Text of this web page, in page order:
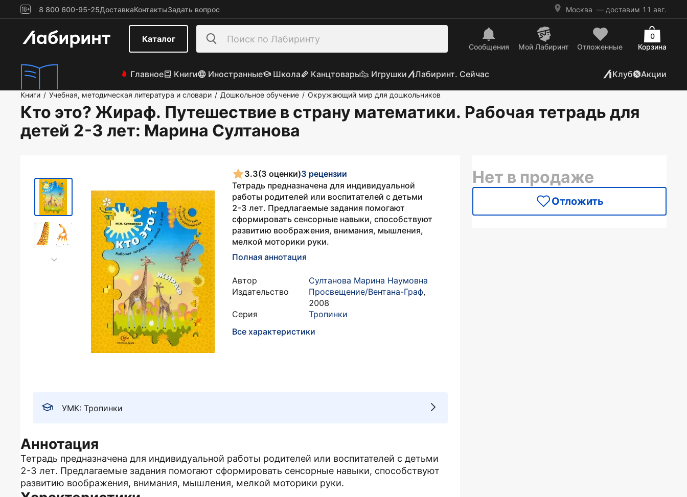
8 800 600-95-25ДоставкаКонтактыЗадать вопрос Москва — доставим 11 авг.
Каталог
Сообщения Mой Лабиринт Отложенные Корзина
0
Главное Книги Иностранные Школа Канцтовары Игрушки Лабиринт. Сейчас Клуб Акции
Книги / Учебная, методическая литература и словари / Дошкольное обучение / Окружающий мир для дошкольников
Кто это? Жираф. Путешествие в страну математики. Рабочая тетрадь для
детей 2-3 лет: Марина Султанова
3.3(3 оценки)3 рецензии
Тетрадь предназначена для индивидуальной
работы родителей или воспитателей с детьми
2-3 лет. Предлагаемые задания помогают
сформировать сенсорные навыки, способствуют
развитию воображения, внимания, мышления,
мелкой моторики руки.
Полная аннотация
Автор
Султанова Марина Наумовна
Издательство
Просвещение/Вентана-Граф,
2008
Серия
Тропинки
Все характеристики
УМК: Тропинки
Аннотация
Тетрадь предназначена для индивидуальной работы родителей или воспитателей с детьми
2-3 лет. Предлагаемые задания помогают сформировать сенсорные навыки, способствуют
развитию воображения, внимания, мышления, мелкой моторики руки.
Нет в продаже
Отложить